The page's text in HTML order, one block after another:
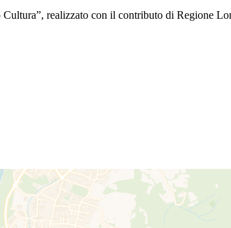
realizzato con il contributo di Regione